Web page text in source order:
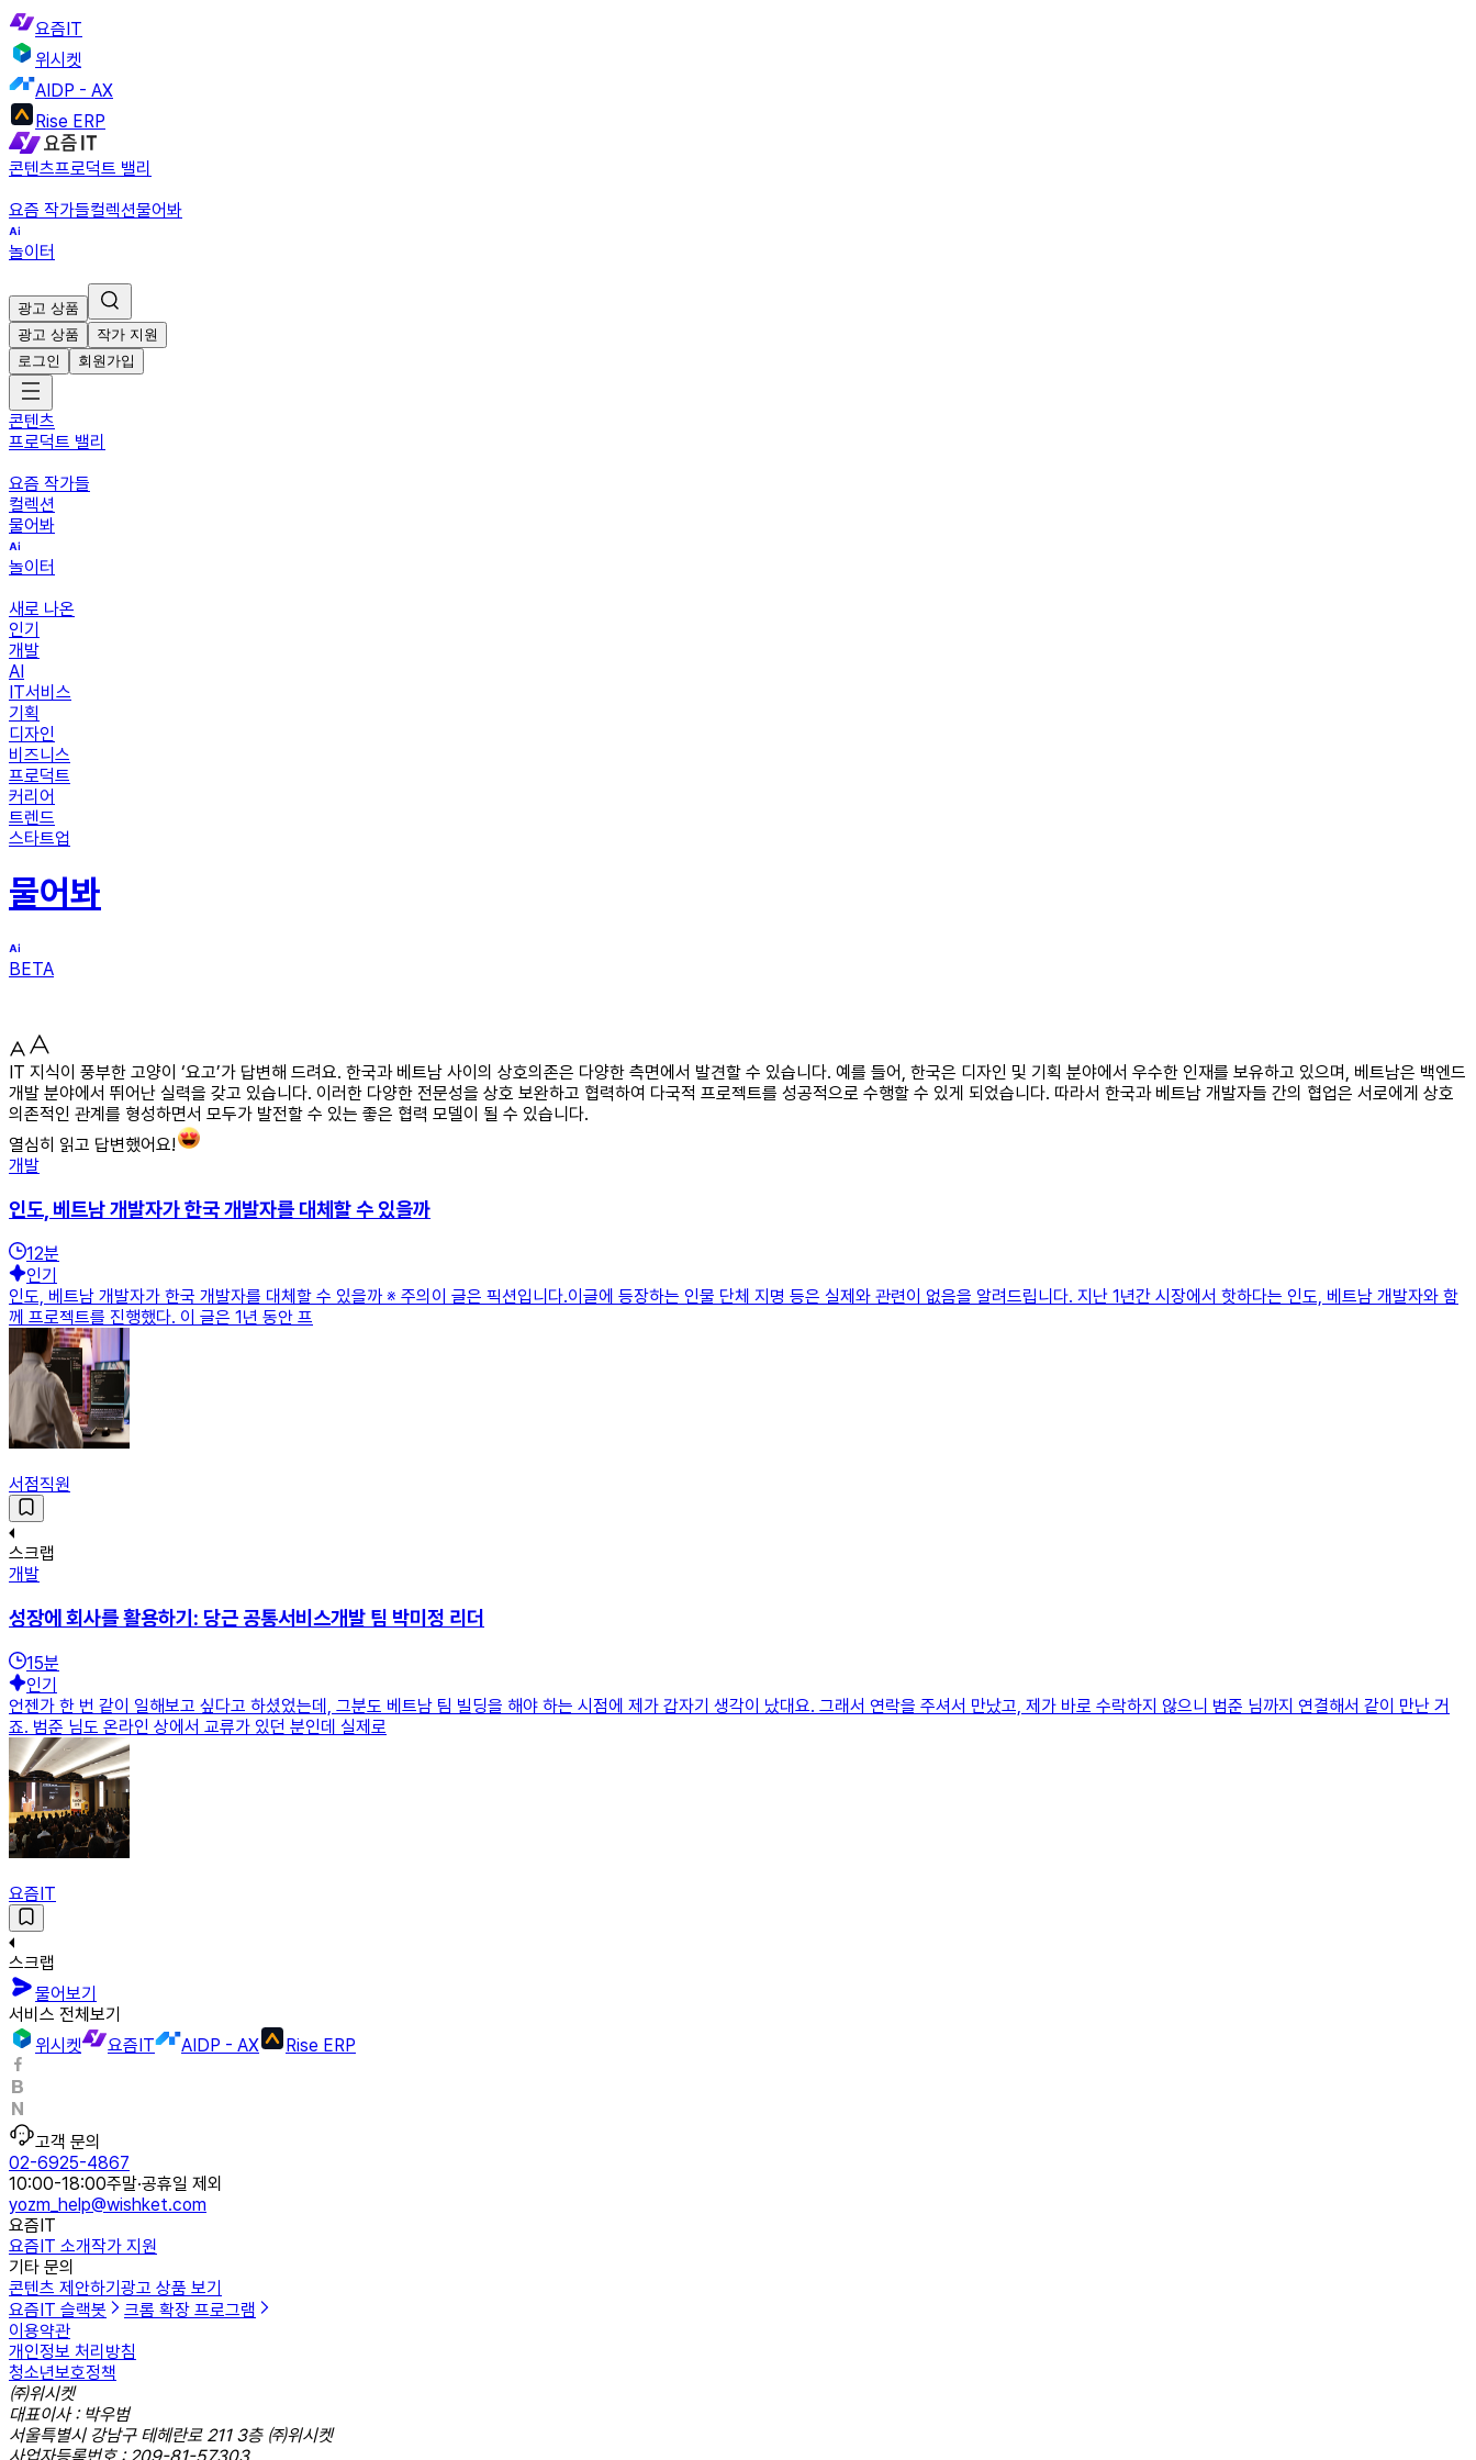
요즘IT
위시켓
AIDP - AX
Rise ERP
콘텐츠프로덕트 밸리
요즘 작가들컬렉션물어봐
놀이터
광고 상품
광고 상품
작가 지원
로그인
회원가입
콘텐츠
프로덕트 밸리
요즘 작가들
컬렉션
물어봐
놀이터
새로 나온
인기
개발
AI
IT서비스
기획
디자인
비즈니스
프로덕트
커리어
트렌드
스타트업
물어봐
BETA
IT 지식이 풍부한 고양이 ‘요고’가 답변해 드려요. 한국과 베트남 사이의 상호의존은 다양한 측면에서 발견할 수 있습니다. 예를 들어, 한국은 디자인 및 기획 분야에서 우수한 인재를 보유하고 있으며, 베트남은 백엔드
개발 분야에서 뛰어난 실력을 갖고 있습니다. 이러한 다양한 전문성을 상호 보완하고 협력하여 다국적 프로젝트를 성공적으로 수행할 수 있게 되었습니다. 따라서 한국과 베트남 개발자들 간의 협업은 서로에게 상호
의존적인 관계를 형성하면서 모두가 발전할 수 있는 좋은 협력 모델이 될 수 있습니다.
열심히 읽고 답변했어요!
개발
인도, 베트남 개발자가 한국 개발자를 대체할 수 있을까
12분
인기
인도, 베트남 개발자가 한국 개발자를 대체할 수 있을까 ※ 주의이 글은 픽션입니다.이글에 등장하는 인물 단체 지명 등은 실제와 관련이 없음을 알려드립니다. 지난 1년간 시장에서 핫하다는 인도, 베트남 개발자와 함
께 프로젝트를 진행했다. 이 글은 1년 동안 프
서점직원
스크랩
개발
성장에 회사를 활용하기: 당근 공통서비스개발 팀 박미정 리더
15분
인기
언젠가 한 번 같이 일해보고 싶다고 하셨었는데, 그분도 베트남 팀 빌딩을 해야 하는 시점에 제가 갑자기 생각이 났대요. 그래서 연락을 주셔서 만났고, 제가 바로 수락하지 않으니 범준 님까지 연결해서 같이 만난 거
죠. 범준 님도 온라인 상에서 교류가 있던 분인데 실제로
요즘IT
스크랩
물어보기
서비스 전체보기
위시켓
요즘IT AIDP - AX Rise ERP
고객 문의
02-6925-4867
10:00-18:00주말·공휴일 제외
yozm_help@wishket.com
요즘IT
요즘IT 소개작가 지원
기타 문의
콘텐츠 제안하기광고 상품 보기
요즘IT 슬랙봇
크롬 확장 프로그램
이용약관
개인정보 처리방침
청소년보호정책
㈜위시켓
대표이사 : 박우범
서울특별시 강남구 테헤란로 211 3층 ㈜위시켓